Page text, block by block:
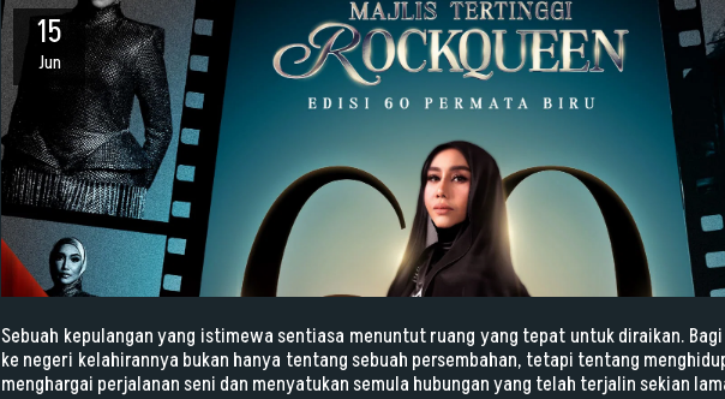
15
Jun
Sebuah kepulangan yang istimewa sentiasa menuntut ruang yang tepat untuk diraikan.
ke negeri kelahirannya bukan hanya tentang sebuah persembahan, tetapi tentang
menghargai perjalanan seni dan menyatukan semula hubungan yang telah terjalin sekian